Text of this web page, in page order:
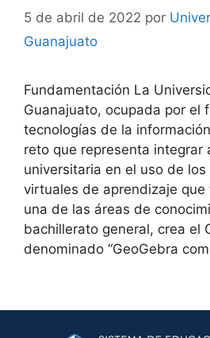
5 de abril de 2022 por
Guanajuato
Fundamentación La
Guanajuato, ocupada por el
tecnologías de la
reto que representa integrar
universitaria en el uso de
virtuales de aprendizaje que
una de las áreas de
bachillerato general, crea el
denominado “GeoGebra